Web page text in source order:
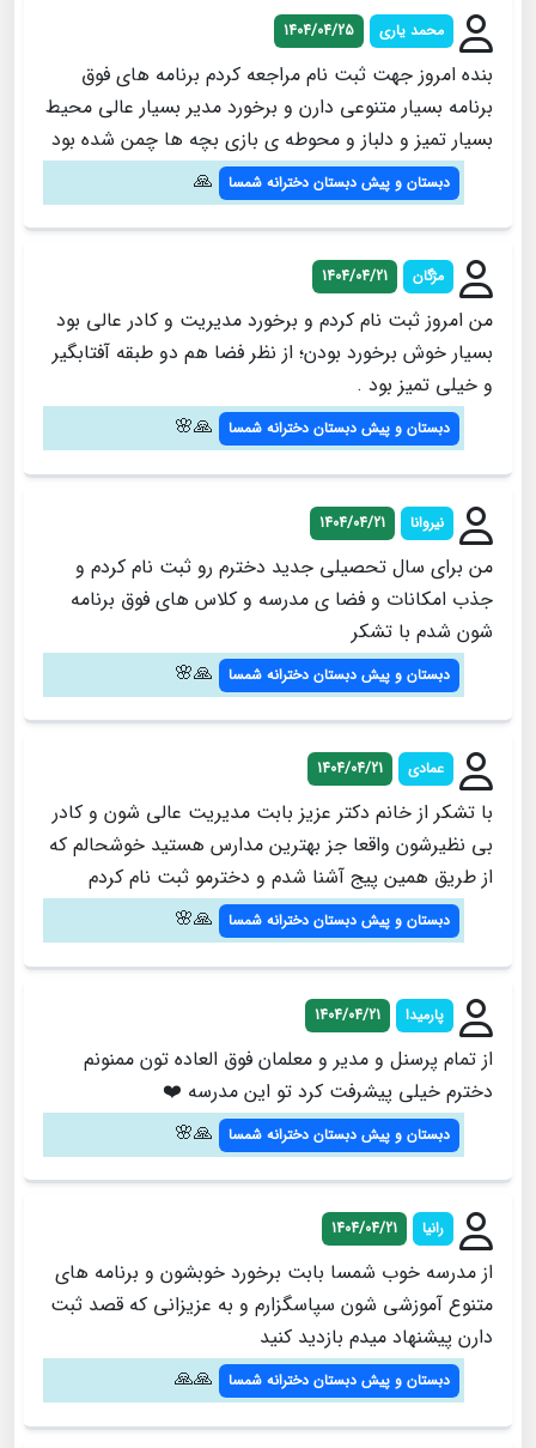
محمد یاری 1404/04/25
بنده امروز جهت ثبت نام مراجعه کردم برنامه های فوق
برنامه بسیار متنوعی دارن و برخورد مدیر بسیار عالی محیط
بسیار تمیز و دلباز و محوطه ی بازی بچه ها چمن شده بود
دبستان و پیش دبستان دخترانه شمسا 🙏
مژگان 1404/04/21
من امروز ثبت نام کردم و برخورد مدیریت و کادر عالی بود
بسیار خوش برخورد بودن؛ از نظر فضا هم دو طبقه آفتابگیر
و خیلی تمیز بود .
دبستان و پیش دبستان دخترانه شمسا 🙏🌸
نیروانا 1404/04/21
من برای سال تحصیلی جدید دخترم رو ثبت نام کردم و
جذب امکانات و فضا ی مدرسه و کلاس های فوق برنامه
شون شدم با تشکر
دبستان و پیش دبستان دخترانه شمسا 🙏🌸
عمادی 1404/04/21
با تشکر از خانم دکتر عزیز بابت مدیریت عالی شون و کادر
بی نظیرشون واقعا جز بهترین مدارس هستید خوشحالم که
از طریق همین پیج آشنا شدم و دخترمو ثبت نام کردم
دبستان و پیش دبستان دخترانه شمسا 🙏🌸
پارمیدا 1404/04/21
از تمام پرسنل و مدیر و معلمان فوق العاده تون ممنونم
دخترم خیلی پیشرفت کرد تو این مدرسه ❤️
دبستان و پیش دبستان دخترانه شمسا 🙏🌸
رانیا 1404/04/21
از مدرسه خوب شمسا بابت برخورد خوبشون و برنامه های
متنوع آموزشی شون سپاسگزارم و به عزیزانی که قصد ثبت
دارن پیشنهاد میدم بازدید کنید
دبستان و پیش دبستان دخترانه شمسا 🙏🙏